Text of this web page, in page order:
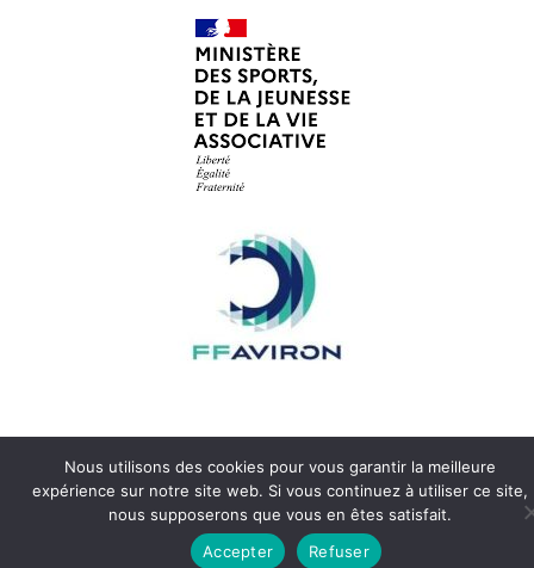
Nous utilisons des cookies pour vous garantir la meilleure
expérience sur notre site web. Si vous continuez à utiliser ce site,
nous supposerons que vous en êtes satisfait.
Accepter
Refuser